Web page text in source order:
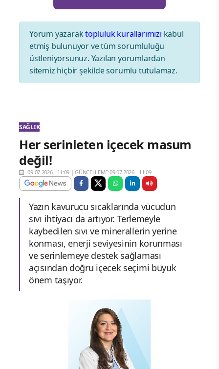
Yorum yazaraktopluluk kurallarımızı kabul
etmiş bulunuyor ve tüm sorumluluğu
üstleniyorsunuz. Yazılan yorumlardan
sitemiz hiçbir şekilde sorumlu tutulamaz.
SAĞLIK
Her serinleten içecek masum
değil!
09.07.2026 - 11:09 |GÜNCELLEME:09.07.2026 - 11:09
Yazın kavurucu sıcaklarında vücudun
sıvı ihtiyacı da artıyor. Terlemeyle
kaybedilen sıvı ve minerallerin yerine
konması, enerji seviyesinin korunması
ve serinlemeye destek sağlaması
açısından doğru içecek seçimi büyük
önem taşıyor.